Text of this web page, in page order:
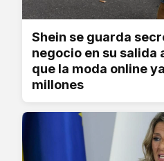
Shein se guarda
negocio en su salida
que la moda online
millones